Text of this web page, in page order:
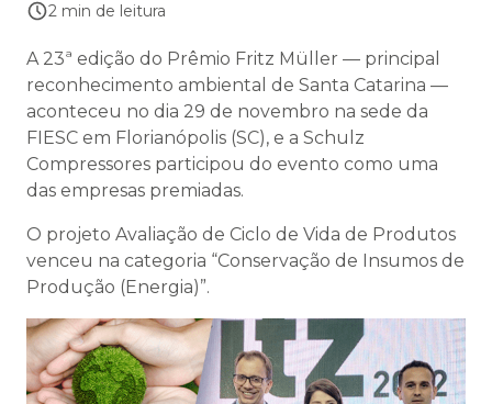
2 min de leitura
A 23ª edição do Prêmio Fritz Müller — principal
reconhecimento ambiental de Santa Catarina —
aconteceu no dia 29 de novembro na sede da
FIESC em Florianópolis (SC), e a Schulz
Compressores participou do evento como uma
das empresas premiadas.
O projeto Avaliação de Ciclo de Vida de Produtos
venceu na categoria “Conservação de Insumos de
Produção (Energia)”.